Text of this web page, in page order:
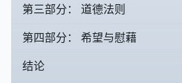
第三部分： 道德法则
第四部分： 希望与慰藉
结论